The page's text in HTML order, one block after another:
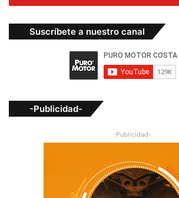
Suscríbete a nuestro canal
-Publicidad-
-Publicidad-